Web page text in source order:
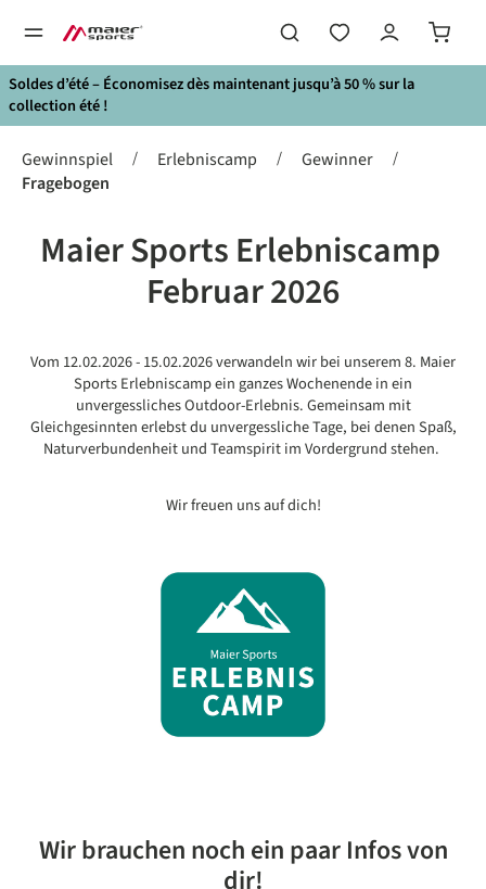
principal
Soldes d’été – Économisez dès maintenant jusqu’à 50 % sur la
collection été !
Gewinnspiel / Erlebniscamp / Gewinner /
Fragebogen
Maier Sports Erlebniscamp
Februar 2026
Vom 12.02.2026 - 15.02.2026 verwandeln wir bei unserem 8. Maier
Sports Erlebniscamp ein ganzes Wochenende in ein
unvergessliches Outdoor-Erlebnis. Gemeinsam mit
Gleichgesinnten erlebst du unvergessliche Tage, bei denen Spaß,
Naturverbundenheit und Teamspirit im Vordergrund stehen.
Wir freuen uns auf dich!
Wir brauchen noch ein paar Infos von
dir!